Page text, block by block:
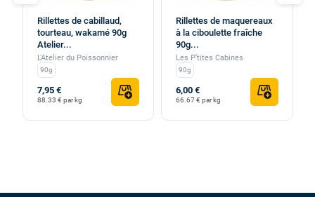
Rillettes de cabillaud,
tourteau, wakamé 90g
Atelier...
L'Atelier du Poissonnier
90g
7,95 €
88.33 € par kg
Rillettes de maquereaux
à la ciboulette fraîche
90g...
Les P’tites Cabines
90g
6,00 €
66.67 € par kg